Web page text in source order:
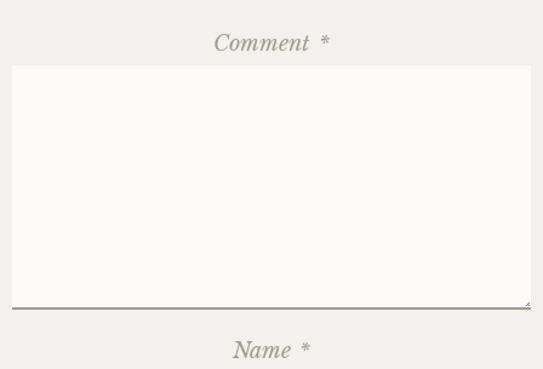
Comment *
Name *